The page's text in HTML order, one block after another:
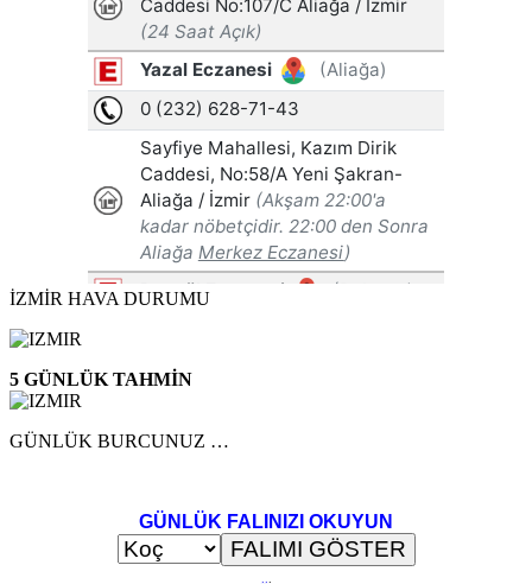
İZMİR HAVA DURUMU
5 GÜNLÜK TAHMİN
GÜNLÜK BURCUNUZ …
GÜNLÜK FALINIZI OKUYUN